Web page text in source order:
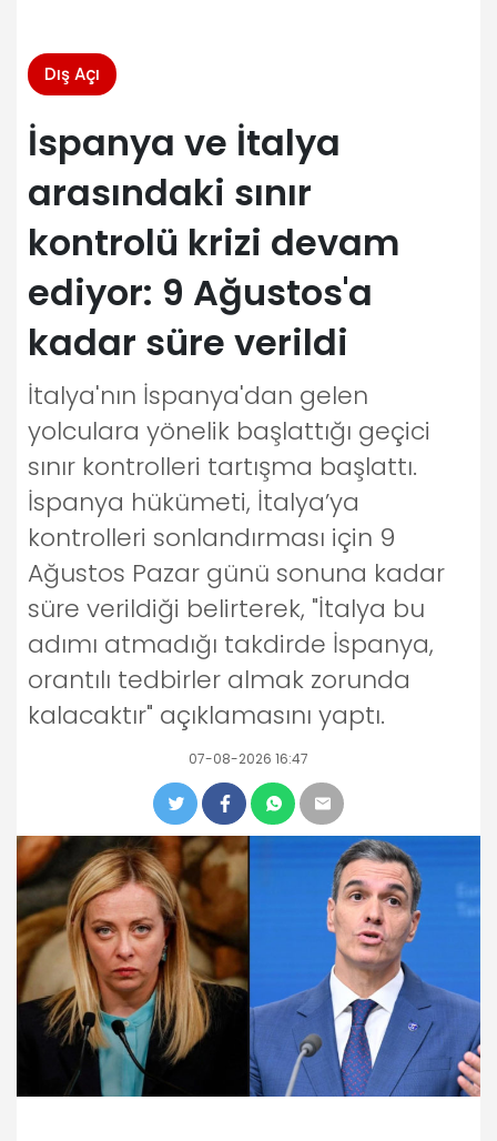
Dış Açı
İspanya ve İtalya
arasındaki sınır
kontrolü krizi devam
ediyor: 9 Ağustos'a
kadar süre verildi
İtalya'nın İspanya'dan gelen
yolculara yönelik başlattığı geçici
sınır kontrolleri tartışma başlattı.
İspanya hükümeti, İtalya’ya
kontrolleri sonlandırması için 9
Ağustos Pazar günü sonuna kadar
süre verildiği belirterek, "İtalya bu
adımı atmadığı takdirde İspanya,
orantılı tedbirler almak zorunda
kalacaktır" açıklamasını yaptı.
07-08-2026 16:47